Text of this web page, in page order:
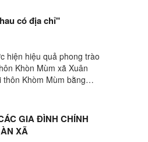
có địa chỉ"
hiệu quả phong trào
Khòn Mùm xã Xuân
Khòm Mùm bằng
GIA ĐÌNH CHÍNH
XÃ